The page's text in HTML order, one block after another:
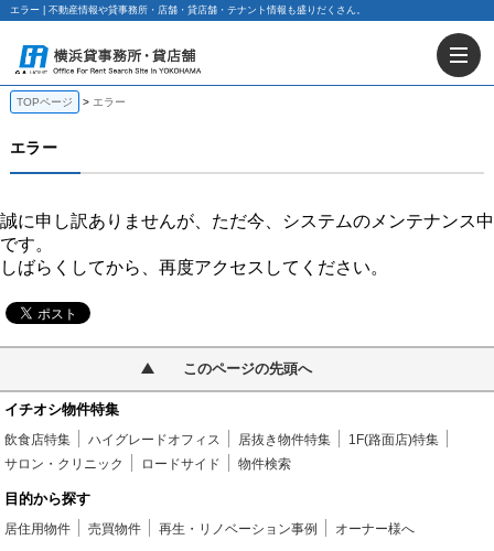
エラー | 不動産情報や貸事務所・店舗・貸店舗・テナント情報も盛りだくさん。
TOPページ エラー
エラー
誠に申し訳ありませんが、ただ今、システムのメンテナンス中
です。
しばらくしてから、再度アクセスしてください。
このページの先頭へ
イチオシ物件特集
飲食店特集 ハイグレードオフィス 居抜き物件特集
1F(路面店)特集
サロン・クリニック
ロードサイド 物件検索
目的から探す
居住用物件 売買物件 再生・リノベーション事例 オーナー様へ